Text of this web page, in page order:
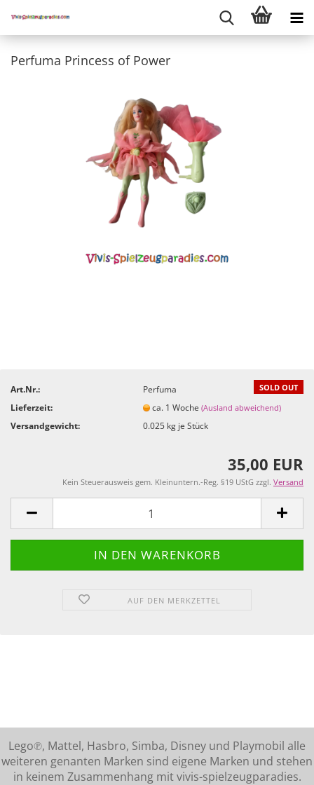
Perfuma Princess of Power
SOLD OUT
Art.Nr.:
Perfuma
Lieferzeit:
ca. 1 Woche(Ausland abweichend)
Versandgewicht: 0.025 kg je Stück
35,00 EUR
Kein Steuerausweis gem. Kleinuntern.-Reg. §19 UStG zzgl. Versand
AUF DEN MERKZETTEL
Lego℗, Mattel, Hasbro, Simba, Disney und Playmobil alle
weiteren genanten Marken sind eigene Marken und stehen
in keinem Zusammenhang mit vivis-spielzeugparadies.